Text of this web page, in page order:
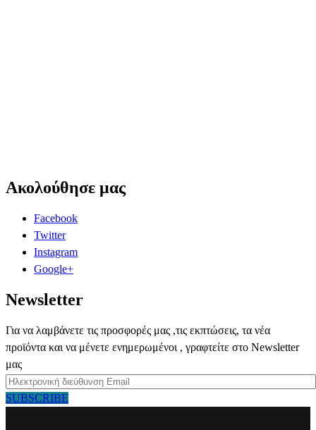
Ακολούθησε μας
Facebook
Twitter
Instagram
Google+
Newsletter
Για να λαμβάνετε τις προσφορές μας ,τις εκπτώσεις, τα νέα
προϊόντα και να μένετε ενημερωμένοι , γραφτείτε στο Newsletter
μας
SUBSCRIBE